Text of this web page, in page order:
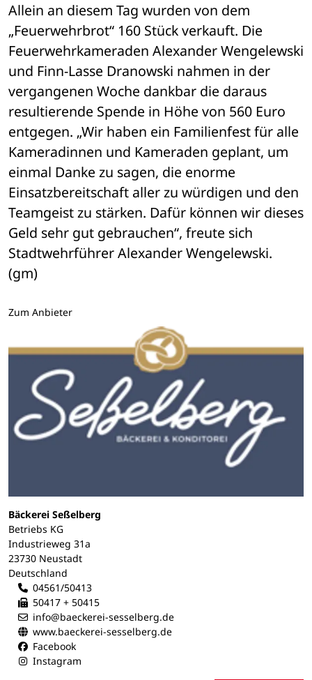
Allein an diesem Tag wurden von dem
„Feuerwehrbrot“ 160 Stück verkauft. Die
Feuerwehrkameraden Alexander Wengelewski
und Finn-Lasse Dranowski nahmen in der
vergangenen Woche dankbar die daraus
resultierende Spende in Höhe von 560 Euro
entgegen. „Wir haben ein Familienfest für alle
Kameradinnen und Kameraden geplant, um
einmal Danke zu sagen, die enorme
Einsatzbereitschaft aller zu würdigen und den
Teamgeist zu stärken. Dafür können wir dieses
Geld sehr gut gebrauchen“, freute sich
Stadtwehrführer Alexander Wengelewski.
(gm)
Zum Anbieter
Bäckerei Seßelberg
Betriebs KG
Industrieweg 31a
23730 Neustadt
Deutschland
04561/50413
50417 + 50415
info@baeckerei-sesselberg.de
www.baeckerei-sesselberg.de
Facebook
Instagram